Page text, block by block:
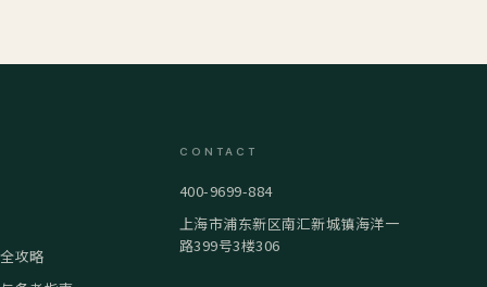
攻略
CONTACT
400-9699-884
上海市浦东新区南汇新城镇海洋一
路399号3楼306